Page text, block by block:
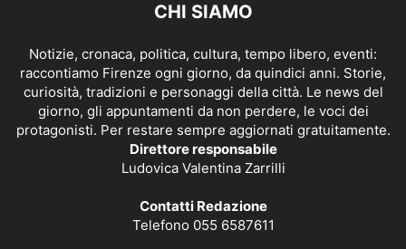
CHI SIAMO
Notizie, cronaca, politica, cultura, tempo libero, eventi:
raccontiamo Firenze ogni giorno, da quindici anni. Storie,
curiosità, tradizioni e personaggi della città. Le news del
giorno, gli appuntamenti da non perdere, le voci dei
protagonisti. Per restare sempre aggiornati gratuitamente.
Direttore responsabile
Ludovica Valentina Zarrilli
Contatti Redazione
Telefono 055 6587611